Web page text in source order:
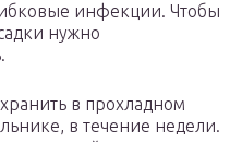
инфекции. Чтобы
нужно
в прохладном
в течение недели.